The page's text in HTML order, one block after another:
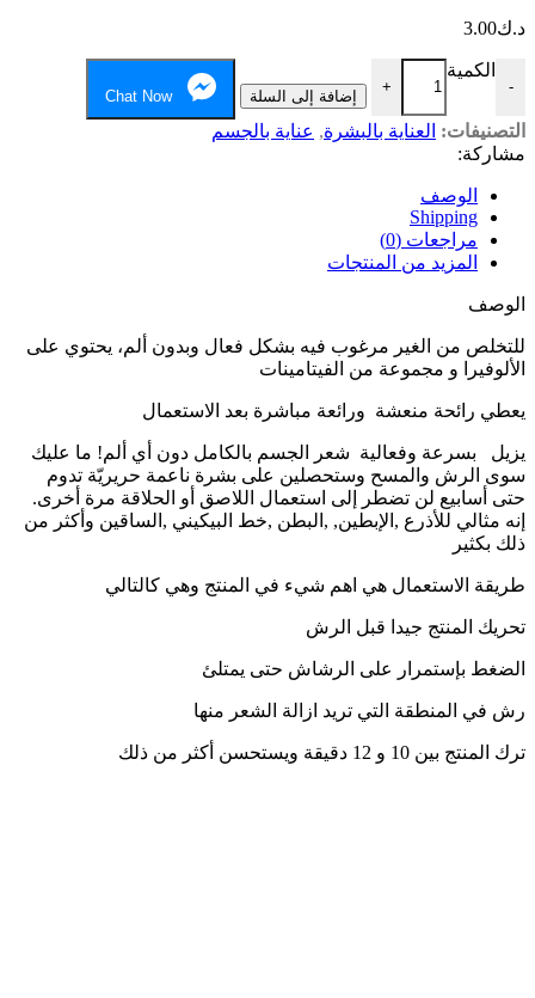
د.ك3.00
-
الكمية
+ إضافة إلى السلة Chat Now
التصنيفات: العناية بالبشرة, عناية بالجسم
مشاركة:
الوصف
Shipping
مراجعات (0)
المزيد من المنتجات
الوصف
للتخلص من الغير مرغوب فيه بشكل فعال وبدون ألم، يحتوي على
الألوفيرا و مجموعة من الفيتامينات
يعطي رائحة منعشة ورائعة مباشرة بعد الاستعمال
يزيل بسرعة وفعالية شعر الجسم بالكامل دون أي ألم! ما عليك
سوى الرش والمسح وستحصلين على بشرة ناعمة حريريّة تدوم
حتى أسابيع لن تضطر إلى استعمال اللاصق أو الحلاقة مرة أخرى.
إنه مثالي للأذرع ,الإبطين, ,البطن ,خط البيكيني ,الساقين وأكثر من
ذلك بكثير
طريقة الاستعمال هي اهم شيء في المنتج وهي كالتالي
تحريك المنتج جيدا قبل الرش
الضغط بإستمرار على الرشاش حتى يمتلئ
رش في المنطقة التي تريد ازالة الشعر منها
ترك المنتج بين 10 و 12 دقيقة ويستحسن أكثر من ذلك